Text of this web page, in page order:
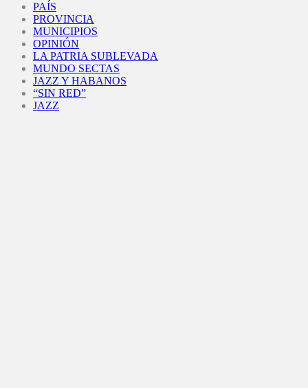
PAÍS
PROVINCIA
MUNICIPIOS
OPINIÓN
LA PATRIA SUBLEVADA
MUNDO SECTAS
JAZZ Y HABANOS
“SIN RED”
JAZZ